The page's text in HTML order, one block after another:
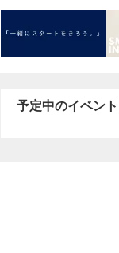
予定中のイベント